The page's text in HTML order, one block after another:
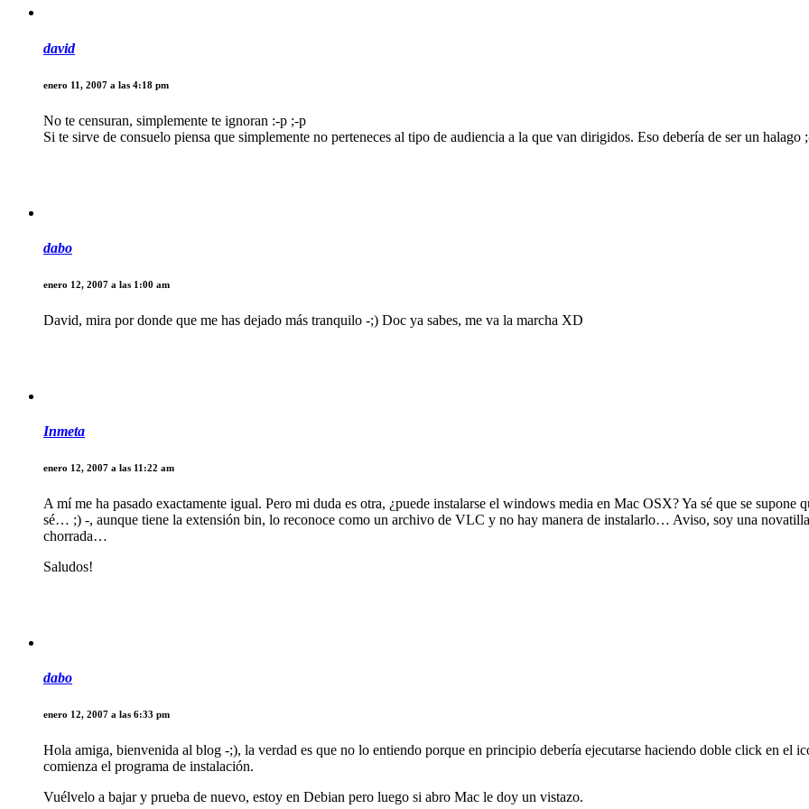
david
enero 11, 2007 a las 4:18 pm
No te censuran, simplemente te ignoran :-p ;-p
Si te sirve de consuelo piensa que simplemente no perteneces al tipo de audiencia a la que van dirigidos. Eso debería de ser un halago
dabo
enero 12, 2007 a las 1:00 am
David, mira por donde que me has dejado más tranquilo -;) Doc ya sabes, me va la marcha XD
Inmeta
enero 12, 2007 a las 11:22 am
A mí me ha pasado exactamente igual. Pero mi duda es otra, ¿puede instalarse el windows media en Mac OSX? Ya sé que se
sé… ;) -, aunque tiene la extensión bin, lo reconoce como un archivo de VLC y no hay manera de instalarlo… Aviso, soy una
chorrada…
Saludos!
dabo
enero 12, 2007 a las 6:33 pm
Hola amiga, bienvenida al blog -;), la verdad es que no lo entiendo porque en principio debería ejecutarse haciendo doble click en el
comienza el programa de instalación.
Vuélvelo a bajar y prueba de nuevo, estoy en Debian pero luego si abro Mac le doy un vistazo.